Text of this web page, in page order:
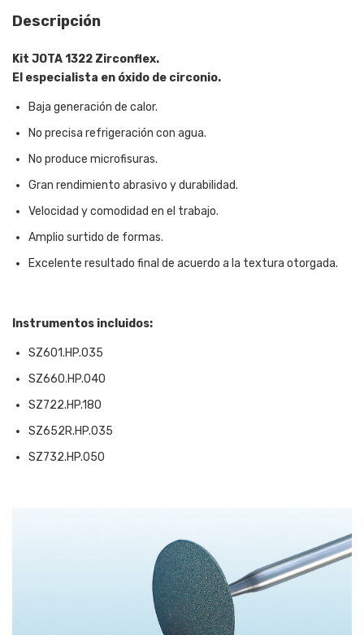
Descripción
Kit JOTA 1322 Zirconflex.
El especialista en óxido de circonio.
Baja generación de calor.
No precisa refrigeración con agua.
No produce microfisuras.
Gran rendimiento abrasivo y durabilidad.
Velocidad y comodidad en el trabajo.
Amplio surtido de formas.
Excelente resultado final de acuerdo a la textura otorgada.
Instrumentos incluidos:
SZ601.HP.035
SZ660.HP.040
SZ722.HP.180
SZ652R.HP.035
SZ732.HP.050